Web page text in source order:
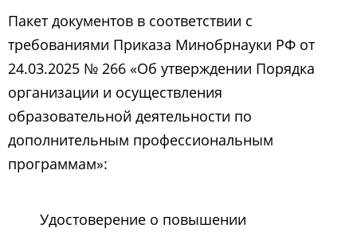
Пакет документов в соответствии с
требованиями Приказа Минобрнауки РФ от
24.03.2025 № 266 «Об утверждении Порядка
организации и осуществления
образовательной деятельности по
дополнительным профессиональным
программам»:
Удостоверение о повышении